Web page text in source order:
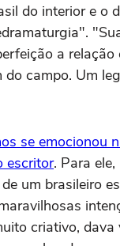
do interior e o
a relação
do campo. Um
se emocionou
escritor. Para
um brasileiro
criativo, dava